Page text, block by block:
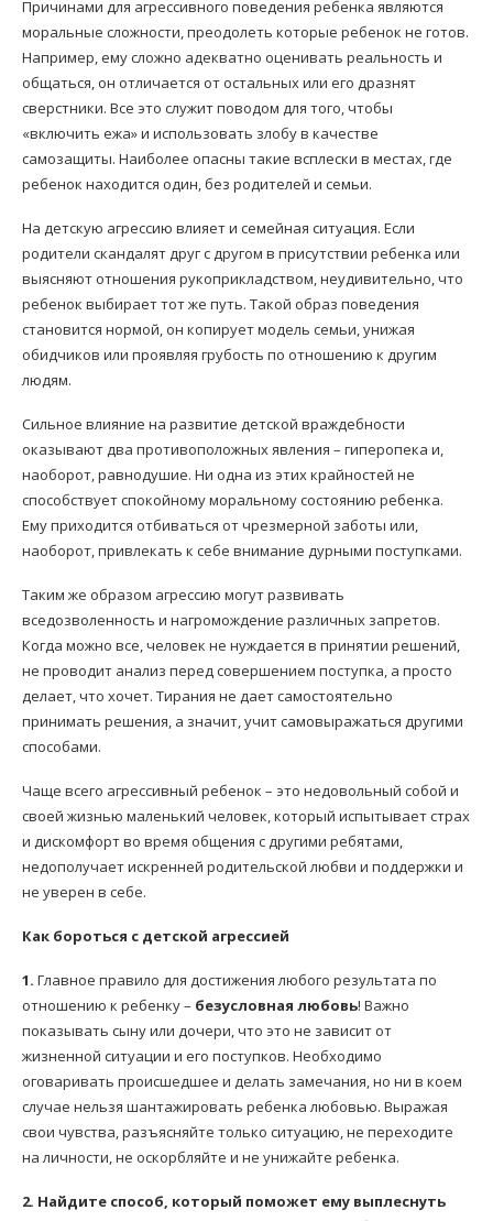
Причинами для агрессивного поведения ребенка являются
моральные сложности, преодолеть которые ребенок не готов.
Например, ему сложно адекватно оценивать реальность и
общаться, он отличается от остальных или его дразнят
сверстники. Все это служит поводом для того, чтобы
«включить ежа» и использовать злобу в качестве
самозащиты. Наиболее опасны такие всплески в местах, где
ребенок находится один, без родителей и семьи.
На детскую агрессию влияет и семейная ситуация. Если
родители скандалят друг с другом в присутствии ребенка или
выясняют отношения рукоприкладством, неудивительно, что
ребенок выбирает тот же путь. Такой образ поведения
становится нормой, он копирует модель семьи, унижая
обидчиков или проявляя грубость по отношению к другим
людям.
Сильное влияние на развитие детской враждебности
оказывают два противоположных явления – гиперопека и,
наоборот, равнодушие. Ни одна из этих крайностей не
способствует спокойному моральному состоянию ребенка.
Ему приходится отбиваться от чрезмерной заботы или,
наоборот, привлекать к себе внимание дурными поступками.
Таким же образом агрессию могут развивать
вседозволенность и нагромождение различных запретов.
Когда можно все, человек не нуждается в принятии решений,
не проводит анализ перед совершением поступка, а просто
делает, что хочет. Тирания не дает самостоятельно
принимать решения, а значит, учит самовыражаться другими
способами.
Чаще всего агрессивный ребенок – это недовольный собой и
своей жизнью маленький человек, который испытывает страх
и дискомфорт во время общения с другими ребятами,
недополучает искренней родительской любви и поддержки и
не уверен в себе.
Как бороться с детской агрессией
1. Главное правило для достижения любого результата по
отношению к ребенку – безусловная любовь! Важно
показывать сыну или дочери, что это не зависит от
жизненной ситуации и его поступков. Необходимо
оговаривать происшедшее и делать замечания, но ни в коем
случае нельзя шантажировать ребенка любовью. Выражая
свои чувства, разъясняйте только ситуацию, не переходите
на личности, не оскорбляйте и не унижайте ребенка.
2. Найдите способ, который поможет ему выплеснуть